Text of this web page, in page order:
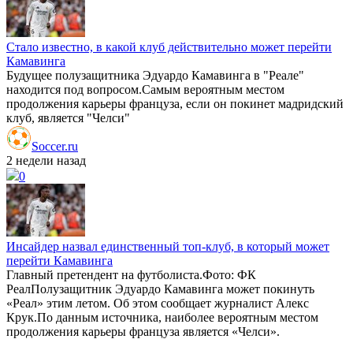
Стало известно, в какой клуб действительно может перейти
Камавинга
Будущее полузащитника Эдуардо Камавинга в "Реале"
находится под вопросом.Самым вероятным местом
продолжения карьеры француза, если он покинет мадридский
клуб, является "Челси"
Soccer.ru
2 недели назад
0
Инсайдер назвал единственный топ-клуб, в который может
перейти Камавинга
Главный претендент на футболиста.Фото: ФК
РеалПолузащитник Эдуардо Камавинга может покинуть
«Реал» этим летом. Об этом сообщает журналист Алекс
Крук.По данным источника, наиболее вероятным местом
продолжения карьеры француза является «Челси».